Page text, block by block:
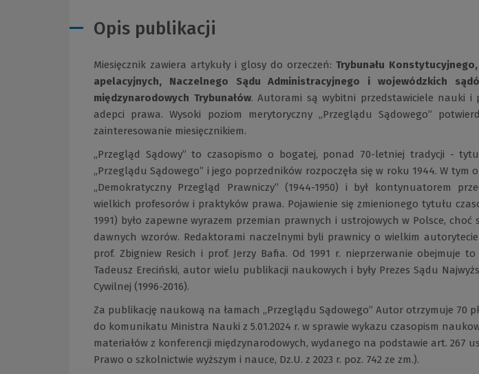
Opis publikacji
Miesięcznik zawiera artykuły i glosy do orzeczeń: Trybunału
apelacyjnych, Naczelnego Sądu Administracyjnego i wojewódzkich
międzynarodowych Trybunałów. Autorami są wybitni przedstawiciele nauki i
adepci prawa. Wysoki poziom merytoryczny „Przeglądu Sądowego”
zainteresowanie miesięcznikiem.
„Przegląd Sądowy” to czasopismo o bogatej, ponad 70-letniej tradycji -
„Przeglądu Sądowego” i jego poprzedników rozpoczęła się w roku 1944. W tym
„Demokratyczny Przegląd Prawniczy” (1944-1950) i był kontynuatorem
wielkich profesorów i praktyków prawa. Pojawienie się zmienionego tytułu
1991) było zapewne wyrazem przemian prawnych i ustrojowych w Polsce,
dawnych wzorów. Redaktorami naczelnymi byli prawnicy o wielkim
prof. Zbigniew Resich i prof. Jerzy Bafia. Od 1991 r. nieprzerwanie obejmuje
Tadeusz Ereciński, autor wielu publikacji naukowych i były Prezes Sądu
Cywilnej (1996-2016).
Za publikację naukową na łamach „Przeglądu Sądowego” Autor otrzymuje 70
do komunikatu Ministra Nauki z 5.01.2024 r. w sprawie wykazu czasopism
materiałów z konferencji międzynarodowych, wydanego na podstawie art. 267
Prawo o szkolnictwie wyższym i nauce, Dz.U. z 2023 r. poz. 742 ze zm.).